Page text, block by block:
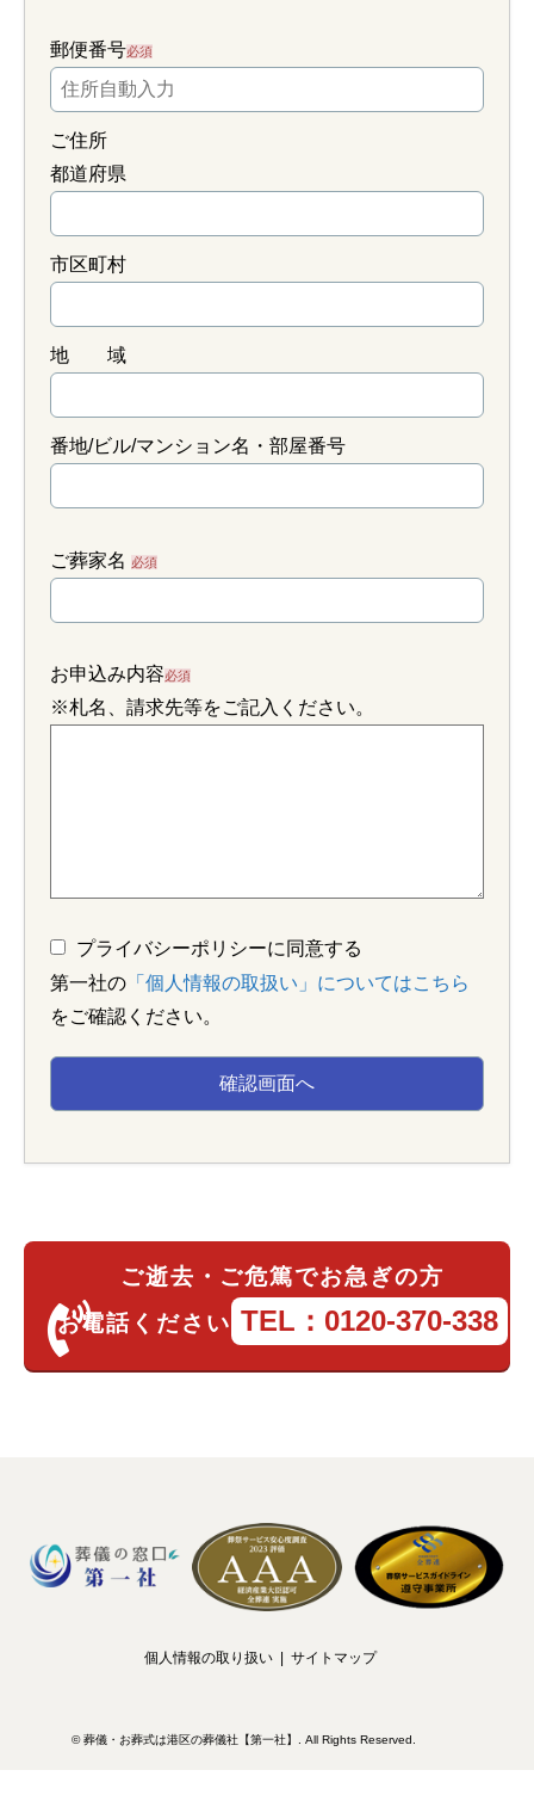
郵便番号必須
ご住所
都道府県
市区町村
地 域
番地/ビル/マンション名・部屋番号
ご葬家名 必須
お申込み内容必須
※札名、請求先等をご記入ください。
プライバシーポリシーに同意する
第一社の 「個人情報の取扱い」についてはこちら
をご確認ください。
ご逝去・ご危篤でお急ぎの方
お電話ください TEL：0120-370-338
個人情報の取り扱い サイトマップ
©葬儀・お葬式は港区の葬儀社【第一社】 . All Rights Reserved.